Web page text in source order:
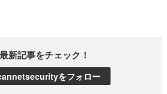
新記事をチェック！
をフォロー